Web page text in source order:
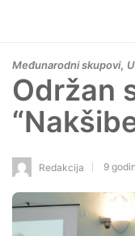
Međunarodni skupovi,
Održan
Redakcija 9